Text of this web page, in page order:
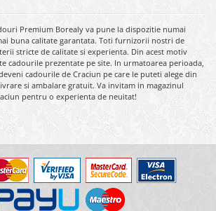
Premium Borealy va pune la dispozitie numai
buna calitate garantata. Toti furnizorii nostri de
stricte de calitate si experienta. Din acest motiv
cadourile prezentate pe site. In urmatoarea perioada,
cadourile de Craciun pe care le puteti alege din
si ambalare gratuit. Va invitam in magazinul
pentru o experienta de neuitat!